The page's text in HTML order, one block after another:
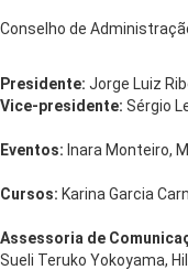
Conselho de
Presidente: Jorge Luiz
Vice-presidente: Sérgio
Eventos: Inara Monteiro,
Cursos: Karina Garcia
Assessoria de
Sueli Teruko Yokoyama,